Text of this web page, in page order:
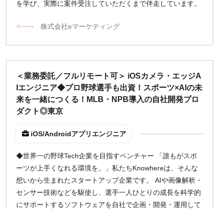
を学び、実際に案件受注していただくまで伴走しています。
株式会社eマーケティング
＜業務委託／フルリモート可＞ iOSカメラ・エッジA
Iエンジニア◆プロ野球選手も出資！スポーツ×AIの未
来を一緒につくる！MLB・NPB導入の自社開発プロ
ダクト◎東京
iOS/Androidアプリエンジニア
◆世界一の野球Tech企業を目指すベンチャー 「誰もがスポ
ーツが上手くなれる環境を。」私たちKnowhereは、そんな
想いから生まれたスタートアップ企業です。 AIや画像解析・
センサー技術などを駆使し、選手一人ひとりの成長を科学的
にサポートするソフトウェアを自社で企画・開発・運用して